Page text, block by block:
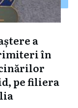
a
în
pe filiera